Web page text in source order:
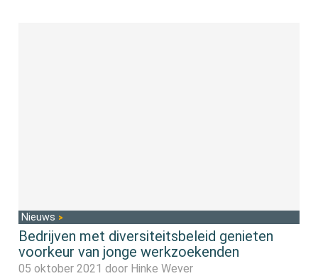
Nieuws
Bedrijven met diversiteitsbeleid genieten
voorkeur van jonge werkzoekenden
05 oktober 2021 door Hinke Wever